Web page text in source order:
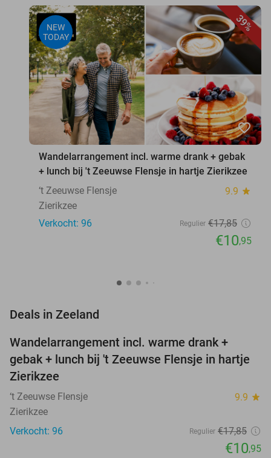
39%
NEW
TODAY
favorite_border
Wandelarrangement incl. warme drank + gebak
+ lunch bij 't Zeeuwse Flensje in hartje Zierikzee
‘t Zeeuwse Flensje
9.9 star
Zierikzee
Verkocht: 96
Regulier €17,85
€10,95
Deals in Zeeland
TODAY
Wandelarrangement incl. warme drank +
gebak + lunch bij 't Zeeuwse Flensje in hartje
Zierikzee
‘t Zeeuwse Flensje 9.9 star
Zierikzee
Verkocht: 96
Regulier €17,85
€10,95